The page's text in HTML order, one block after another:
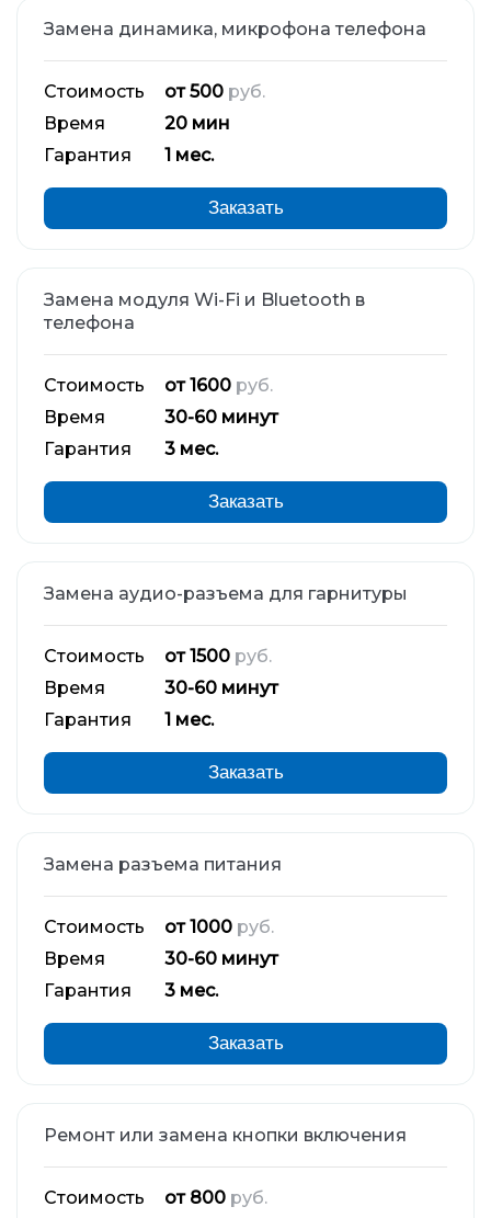
Замена динамика, микрофона телефона
Стоимость от 500 руб.
Время
20 мин
Гарантия
1 мес.
Заказать
Замена модуля Wi-Fi и Bluetooth в
телефона
Стоимость от 1600 руб.
Время
30-60 минут
Гарантия
3 мес.
Заказать
Замена аудио-разъема для гарнитуры
Стоимость от 1500 руб.
Время
30-60 минут
Гарантия
1 мес.
Заказать
Замена разъема питания
Стоимость от 1000 руб.
Время
30-60 минут
Гарантия
3 мес.
Заказать
Ремонт или замена кнопки включения
Стоимость от 800 руб.